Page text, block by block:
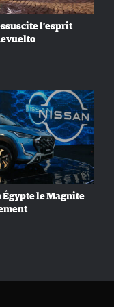
l’esprit
Égypte le Magnite